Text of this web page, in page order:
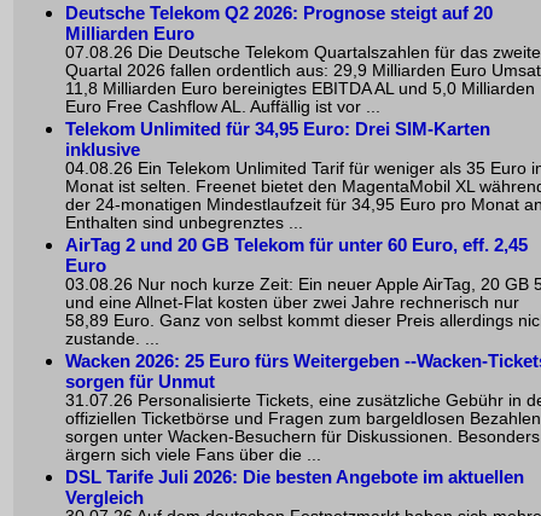
Deutsche Telekom Q2 2026: Prognose steigt auf 20
Milliarden Euro
07.08.26 Die Deutsche Telekom Quartalszahlen für das zweite
Quartal 2026 fallen ordentlich aus: 29,9 Milliarden Euro
11,8 Milliarden Euro bereinigtes EBITDA AL und 5,0 Milliarden
Euro Free Cashflow AL. Auffällig ist vor ...
Telekom Unlimited für 34,95 Euro: Drei SIM-Karten
inklusive
04.08.26 Ein Telekom Unlimited Tarif für weniger als 35 Euro
Monat ist selten. Freenet bietet den MagentaMobil XL
der 24-monatigen Mindestlaufzeit für 34,95 Euro pro Monat
Enthalten sind unbegrenztes ...
AirTag 2 und 20 GB Telekom für unter 60 Euro, eff. 2,45
Euro
03.08.26 Nur noch kurze Zeit: Ein neuer Apple AirTag, 20 GB
und eine Allnet-Flat kosten über zwei Jahre rechnerisch nur
58,89 Euro. Ganz von selbst kommt dieser Preis allerdings
zustande. ...
Wacken 2026: 25 Euro fürs Weitergeben --Wacken-
sorgen für Unmut
31.07.26 Personalisierte Tickets, eine zusätzliche Gebühr in
offiziellen Ticketbörse und Fragen zum bargeldlosen Bezahlen
sorgen unter Wacken-Besuchern für Diskussionen. Besonders
ärgern sich viele Fans über die ...
DSL Tarife Juli 2026: Die besten Angebote im aktuellen
Vergleich